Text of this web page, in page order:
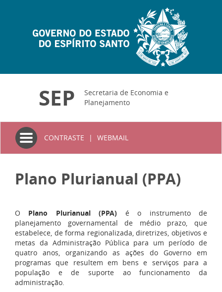
SEP
Secretaria de Economia e
Planejamento
Toggle
navigation
CONTRASTE | WEBMAIL
Plano Plurianual (PPA)
O Plano Plurianual (PPA) é o instrumento de
planejamento governamental de médio prazo, que
estabelece, de forma regionalizada, diretrizes, objetivos e
metas da Administração Pública para um período de
quatro anos, organizando as ações do Governo em
programas que resultem em bens e serviços para a
população e de suporte ao funcionamento da
administração.